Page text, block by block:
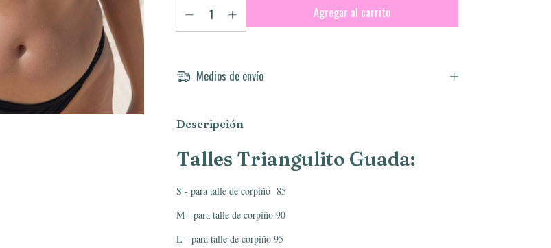
Medios de envío
Descripción
Talles Triangulito Guada:
S - para talle de corpiño 85
M - para talle de corpiño 90
L - para talle de corpiño 95